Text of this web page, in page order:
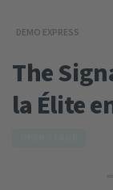
DEMO EXPRESS
The
la Élite